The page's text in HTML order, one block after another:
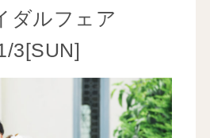
ダルフェア
3[SUN]